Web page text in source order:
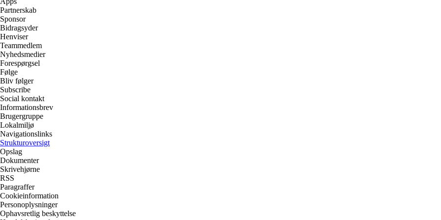
Partnerskab
Sponsor
Bidragsyder
Henviser
Teammedlem
Nyhedsmedier
Forespørgsel
Følge
Bliv følger
Subscribe
Social kontakt
Informationsbrev
Brugergruppe
Lokalmiljø
Navigationslinks
Strukturoversigt
Opslag
Dokumenter
Skrivehjørne
RSS
Paragraffer
Cookieinformation
Personoplysninger
Ophavsretlig beskyttelse